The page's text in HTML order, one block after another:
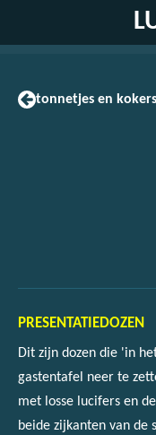
direct
de
tonnetjes en kokers
PRESENTATIEDOZEN
Dit zijn dozen die 'in
gastentafel neer te
met losse lucifers en
beide zijkanten van de